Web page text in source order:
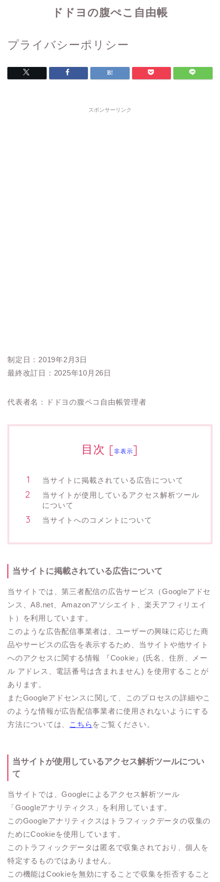
ドドヨの腹ぺこ自由帳
プライバシーポリシー
スポンサーリンク
制定日：2019年2月3日
最終改訂日：2025年10月26日
代表者名：ドドヨの腹ペコ自由帳管理者
目次 [非表示]
当サイトに掲載されている広告について
当サイトが使用しているアクセス解析ツール
について
当サイトへのコメントについて
当サイトに掲載されている広告について
当サイトでは、第三者配信の広告サービス（Googleアドセ
ンス、A8.net、Amazonアソシエイト、楽天アフィリエイ
ト）を利用しています。
このような広告配信事業者は、ユーザーの興味に応じた商
品やサービスの広告を表示するため、当サイトや他サイト
へのアクセスに関する情報 『Cookie』(氏名、住所、メー
ル アドレス、電話番号は含まれません) を使用することが
あります。
またGoogleアドセンスに関して、このプロセスの詳細やこ
のような情報が広告配信事業者に使用されないようにする
方法については、
こちら をご覧ください。
当サイトが使用しているアクセス解析ツールについ
て
当サイトでは、Googleによるアクセス解析ツール
「Googleアナリティクス」を利用しています。
このGoogleアナリティクスはトラフィックデータの収集の
ためにCookieを使用しています。
このトラフィックデータは匿名で収集されており、個人を
特定するものではありません。
この機能はCookieを無効にすることで収集を拒否すること